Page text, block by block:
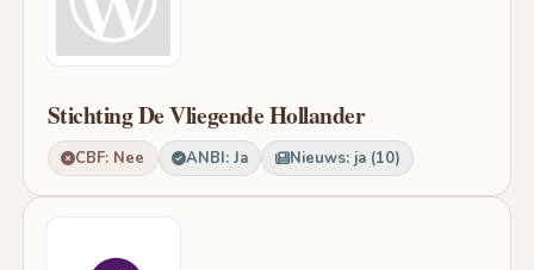
Stichting De Vliegende Hollander
CBF: Nee ANBI: Ja Nieuws: ja (10)